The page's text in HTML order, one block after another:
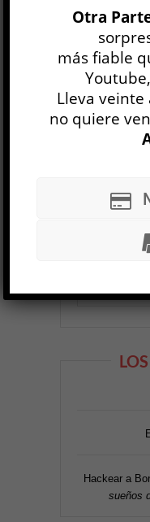
OP
LOS
Hackear a
sueños
Otra
más fiable
Lleva veinte
no quiere